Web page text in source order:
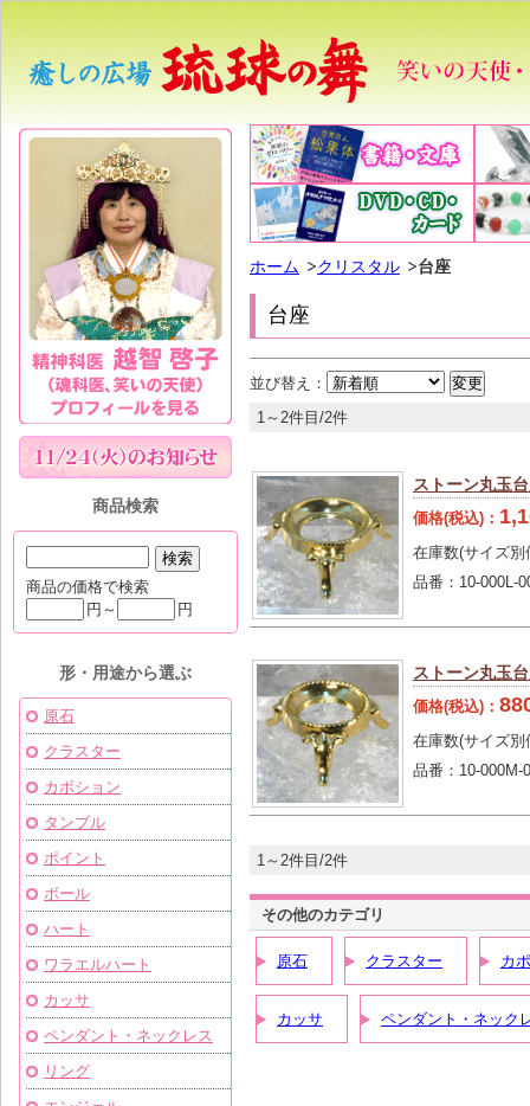
ホーム クリスタル 台座
台座
並び替え：
1～2件目/2件
ストーン丸玉
価格(税込)：
在庫数(サイズ別
品番： 10-000L-
ストーン丸玉
価格(税込)：
在庫数(サイズ別
品番： 10-000M-
1～2件目/2件
その他のカテゴリ
原石 クラスター カ
カッサ ペンダント・ネック
商品検索
商品の価格で検索
円～
円
形・用途から選ぶ
原石
クラスター
カボション
タンブル
ポイント
ボール
ハート
ワラエルハート
カッサ
ペンダント・ネックレス
リング